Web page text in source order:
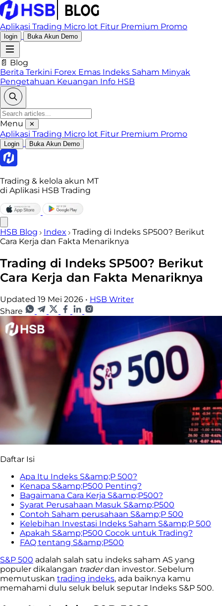
Aplikasi Trading Micro lot Fitur Premium Promo
login Buka Akun Demo
📄 Blog
Berita Terkini Forex Emas Indeks Saham Minyak
Pengetahuan Keuangan Info HSB
Menu ✕
Aplikasi Trading Micro lot Fitur Premium Promo
Login Buka Akun Demo
Trading & kelola akun MT
di Aplikasi HSB Trading
HSB Blog Index
Trading di Indeks SP500? Berikut
Cara Kerja dan Fakta Menariknya
Trading di Indeks SP500? Berikut
Cara Kerja dan Fakta Menariknya
Updated 19 Mei 2026 • HSB Writer
Share
Daftar Isi
Apa Itu Indeks S&amp;P 500?
Kenapa S&amp;P500 Penting?
Bagaimana Cara Kerja S&amp;P500?
Syarat Perusahaan Masuk S&amp;P500
Contoh Saham perusahaan S&amp;P 500
Kelebihan Investasi Indeks Saham S&amp;P 500
Apakah S&amp;P500 Cocok untuk Trading?
FAQ tentang S&amp;P500
S&P 500 adalah salah satu indeks saham AS yang
populer dikalangan traderdan investor. Sebelum
memutuskan trading indeks, ada baiknya kamu
memahami dulu seluk beluk seputar Indeks S&P 500.